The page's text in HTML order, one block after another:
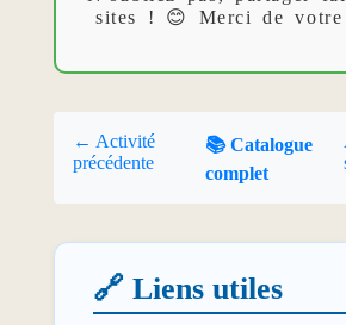
sites ! 😊 Merci de votre
← Activité
précédente
📚 Catalogue
complet
🔗 Liens utiles